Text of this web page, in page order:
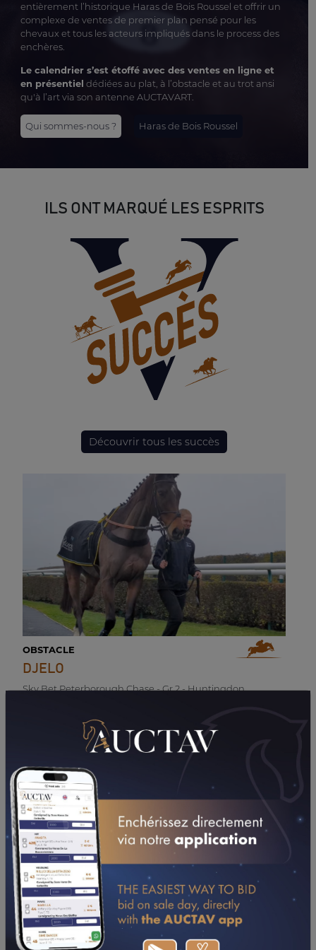
entièrement l’historique Haras de Bois Roussel et offrir un
complexe de ventes de premier plan pensé pour les
chevaux et tous les acteurs impliqués dans le process des
enchères.
Le calendrier s’est étoffé avec des ventes en ligne et
en présentiel dédiées au plat, à l’obstacle et au trot ansi
qu'à l’art via son antenne AUCTAVART.
Qui sommes-nous ? Haras de Bois Roussel
ILS ONT MARQUÉ LES ESPRITS
Découvrir tous les succès
OBSTACLE
DJELO
Sky Bet Peterborough Chase - Gr.2 - Huntingdon
Catalogue Novembre 2021
OBSTACLE
IT'S WIN O'CLOCK
Prix Renaud du Vivier (Gr.1) - AUTEUIL